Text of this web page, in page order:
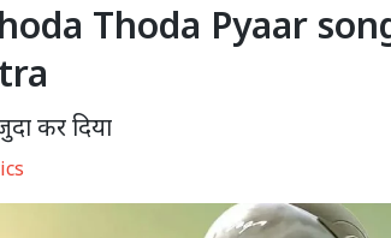
Thoda Pyaar
कर दिया